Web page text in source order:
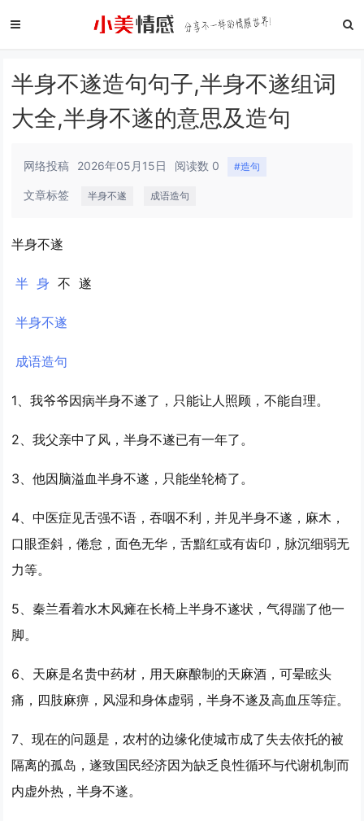
半身不遂造句句子,半身不遂组词
大全,半身不遂的意思及造句
网络投稿 2026年05月15日 阅读数 0 #造句
文章标签 半身不遂 成语造句
半身不遂
半 身 不 遂
半身不遂
成语造句
1、我爷爷因病半身不遂了，只能让人照顾，不能自理。
2、我父亲中了风，半身不遂已有一年了。
3、他因脑溢血半身不遂 ，只能坐轮椅了。
4、中医症见舌强不语，吞咽不利，并见半身不遂 ，麻木，
口眼歪斜，倦怠，面色无华，舌黯红或有齿印，脉沉细弱无
力等。
5、秦兰看着水木风瘫在长椅上半身不遂状，气得踹了他一
脚。
6、天麻是名贵中药材，用天麻酿制的天麻酒，可晕眩头
痛，四肢麻痹，风湿和身体虚弱，半身不遂及高血压等症。
7、现在的问题是，农村的边缘化使城市成了失去依托的被
隔离的孤岛，遂致国民经济因为缺乏良性循环与代谢机制而
内虚外热，半身不遂。